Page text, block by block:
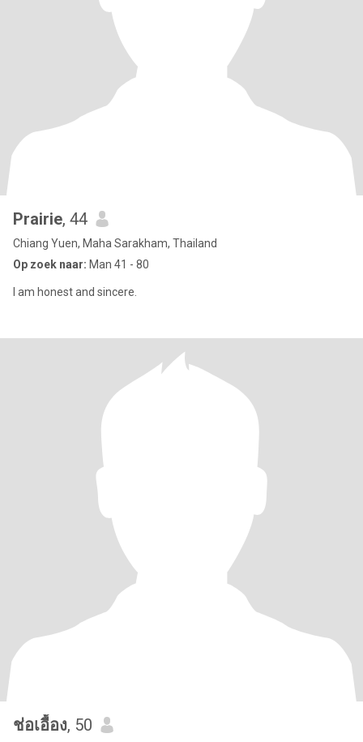
Prairie, 44
Chiang Yuen, Maha Sarakham, Thailand
Op zoek naar: Man 41 - 80
I am honest and sincere.
ช่อเอื้อง, 50